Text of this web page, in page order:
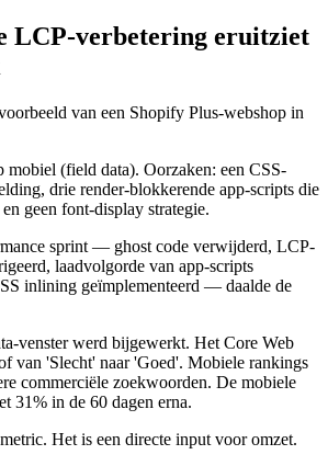
LCP-verbetering eruitziet
van een Shopify Plus-webshop in
mobiel (field data). Oorzaken: een CSS-
drie render-blokkerende app-scripts die
geen font-display strategie.
sprint — ghost code verwijderd, LCP-
laadvolgorde van app-scripts
inlining geïmplementeerd — daalde de
venster werd bijgewerkt. Het Core Web
van 'Slecht' naar 'Goed'. Mobiele rankings
commerciële zoekwoorden. De mobiele
31% in de 60 dagen erna.
Het is een directe input voor omzet.